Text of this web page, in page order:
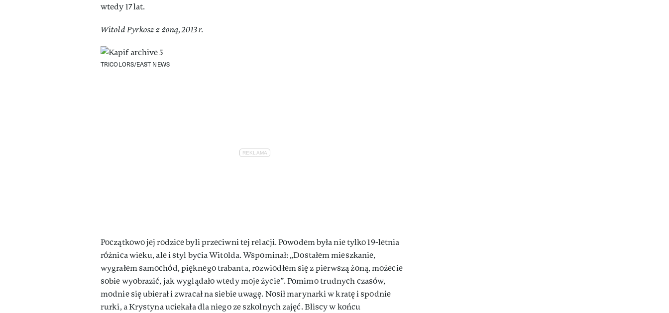
wtedy 17 lat.
Witold Pyrkosz z żoną, 2013 r.
TRICOLORS/EAST NEWS
Początkowo jej rodzice byli przeciwni tej relacji. Powodem była nie tylko 19-letnia
różnica wieku, ale i styl bycia Witolda. Wspominał: „Dostałem mieszkanie,
wygrałem samochód, pięknego trabanta, rozwiodłem się z pierwszą żoną, możecie
sobie wyobrazić, jak wyglądało wtedy moje życie”. Pomimo trudnych czasów,
modnie się ubierał i zwracał na siebie uwagę. Nosił marynarki w kratę i spodnie
rurki, a Krystyna uciekała dla niego ze szkolnych zajęć. Bliscy w końcu